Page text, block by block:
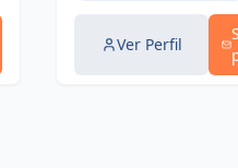
Ver Perfil